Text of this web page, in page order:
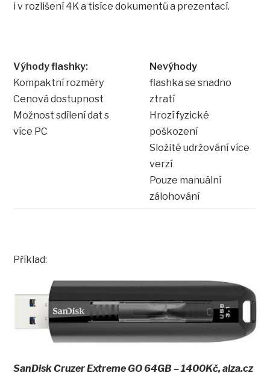
i v rozlišení 4K a tisíce dokumentů a prezentací.
Výhody flashky:
Kompaktní rozměry
Cenová dostupnost
Možnost sdílení dat s
více PC
Nevýhody
flashka se snadno
ztratí
Hrozí fyzické
poškození
Složité udržování více
verzí
Pouze manuální
zálohování
Příklad:
SanDisk Cruzer Extreme GO 64GB – 1400Kč, alza.cz